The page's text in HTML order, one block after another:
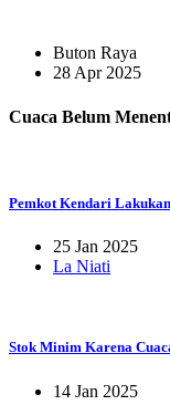
Buton Raya
28 Apr 2025
Cuaca Belum
Pemkot Kendari
25 Jan 2025
La Niati
Stok Minim Karena
14 Jan 2025